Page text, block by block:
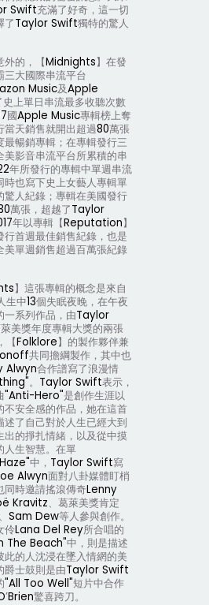
Swift充滿了好奇，這一切
了Taylor Swift獨特的驚人
外的，【Midnights】在發
三大國際串流平台
Music及Apple
上單日串流最多收聽次數
國Apple Music專輯榜上奪
當天銷售就開出超過80萬張
最暢銷專輯；在專輯發行三
美影音串流平台所累積的串
年所發行的專輯中單週串流
時也寫下史上女藝人專輯單
驚人紀錄；專輯在美國發行
萬張，超越了Taylor
年以專輯【Reputation】
行首週最佳銷售紀錄，也是
美單週銷售超過百萬張紀錄
】這張專輯的概念是來自
生中13個失眠夜晚，在午夜
一系列作品，由Taylor
美獎年度專輯大獎的兩張
【Folklore】的製作夥伴兼
共同擔綱製作，其中也
Alwyn合作譜寫了浪漫情
。 Taylor Swift表示，
"Anti-Hero"是創作生涯以
不安全感的作品，她在這首
述了自己對於人生已經大到
出的掙扎情緒，以及從中摸
人生智慧。在單
中， Taylor Swift寫
Alwyn面對八卦媒體盯梢
同時邀請搖滾傳奇Lenny
Kravitz、葛萊美獎肯定
、 Sam Dew等人參與創作。
伶Lana Del Rey所合唱的
The Beach"中，則是描述
此的人沈浸在墜入情網的美
爵士鼓則是由Taylor Swift
"All Too Well"短片中合作
’Brien驚喜跨刀。